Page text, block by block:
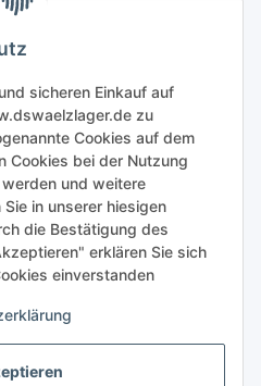
sicheren Einkauf auf
zu
Cookies auf dem
Cookies bei der Nutzung
und weitere
in unserer hiesigen
die Bestätigung des
erklären Sie sich
einverstanden